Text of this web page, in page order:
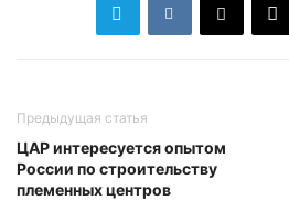
Предыдущая статья
ЦАР интересуется опытом
России по строительству
племенных центров